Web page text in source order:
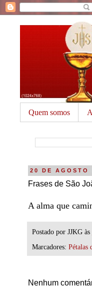
Quem somos
20 DE AGOSTO
Frases de São
A alma que
Postado por JJKG às
Marcadores: Pétalas
Nenhum